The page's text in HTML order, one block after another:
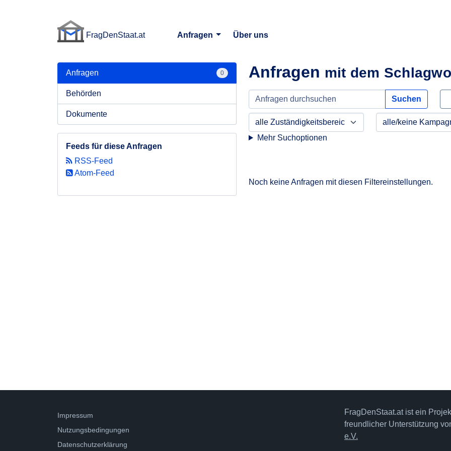
FragDenStaat.at
Anfragen
Über uns
Anfragen mit dem
Suchen
Mehr Suchoptionen
Noch keine Anfragen mit diesen Filtereinstellungen.
Anfragen 0
Behörden
Dokumente
Feeds für diese Anfragen
RSS-Feed
Atom-Feed
Impressum
Nutzungsbedingungen
Datenschutzerklärung
FragDenStaat.at ist ein
freundlicher Unterstützung
e.V.